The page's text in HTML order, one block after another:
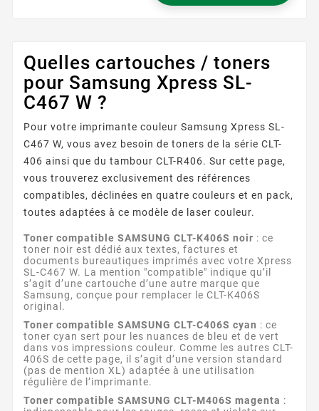
Quelles cartouches / toners
pour Samsung Xpress SL-
C467 W ?
Pour votre imprimante couleur Samsung Xpress SL-
C467 W, vous avez besoin de toners de la série CLT-
406 ainsi que du tambour CLT-R406. Sur cette page,
vous trouverez exclusivement des références
compatibles, déclinées en quatre couleurs et en pack,
toutes adaptées à ce modèle de laser couleur.
Toner compatible SAMSUNG CLT-K406S noir : ce
toner noir est dédié aux textes, factures et
documents bureautiques imprimés avec votre Xpress
SL-C467 W. La mention "compatible" indique qu’il
s’agit d’une cartouche d’une autre marque que
Samsung, conçue pour remplacer le CLT-K406S
original.
Toner compatible SAMSUNG CLT-C406S cyan : ce
toner cyan sert pour les nuances de bleu et de vert
dans vos impressions couleur. Comme les autres CLT-
406S de cette page, il s’agit d’une version standard
(pas de mention XL) adaptée à une utilisation
régulière de l’imprimante.
Toner compatible SAMSUNG CLT-M406S magenta :